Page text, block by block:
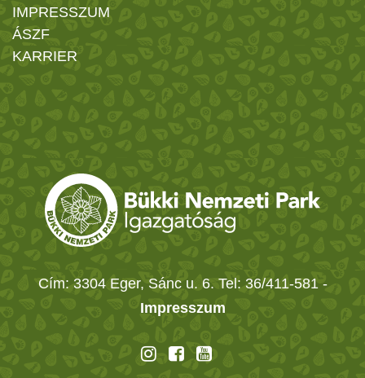
IMPRESSZUM
ÁSZF
KARRIER
Cím: 3304 Eger, Sánc u. 6. Tel: 36/411-581 -
Impresszum